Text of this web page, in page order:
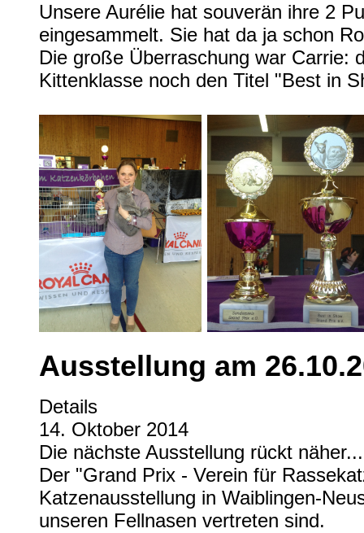
Unsere Aurélie hat souverän ihre 2
eingesammelt. Sie hat da ja schon
Die große Überraschung war Carrie:
Kittenklasse noch den Titel "Best in
Ausstellung am
Details
14. Oktober 2014
Die nächste Ausstellung rückt näher...
Der "Grand Prix - Verein für
Katzenausstellung in Waiblingen-
unseren Fellnasen vertreten sind.